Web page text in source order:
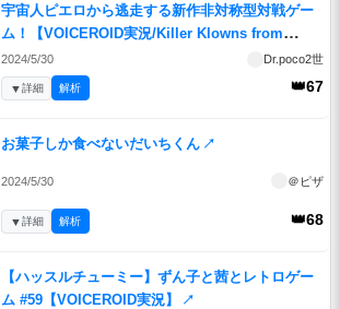
宇宙人ピエロから逃走する新作非対称型対戦ゲー
ム！【VOICEROID実況/Killer Klowns from
Outer Space: The Game/キラークラウン】↗
2024/5/30 Dr.poco2世
👑67
▼詳細 解析
お菓子しか食べないだいちくん ↗
2024/5/30 ＠ピザ
👑68
▼詳細 解析
【ハッスルチューミー】ずん子と茜とレトロゲー
ム #59【VOICEROID実況】
↗